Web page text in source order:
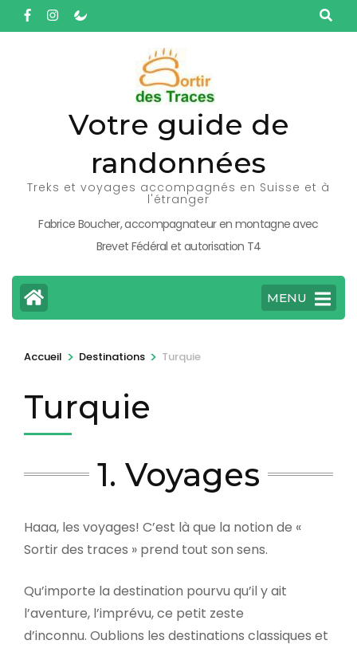
Aller
au
Votre guide de
randonnées
Treks et voyages accompagnés en Suisse et à
l'étranger
Fabrice Boucher, accompagnateur en montagne avec
Brevet Fédéral et autorisation T4
MENU
Accueil > Destinations > Turquie
Turquie
1. Voyages
Haaa, les voyages! C’est là que la notion de «
Sortir des traces » prend tout son sens.
Qu’importe la destination pourvu qu’il y ait
l’aventure, l’imprévu, ce petit zeste
d’inconnu. Oublions les destinations classiques et